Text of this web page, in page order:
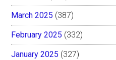
March 2025 (387)
February 2025 (332)
January 2025 (327)